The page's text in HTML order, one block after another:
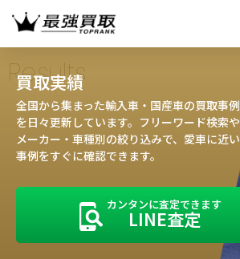
選ばれる理由
高価買取の仕組み
売却の流れ
お客様の声
Results
買取実績
全国から集まった輸入車・国産車の買取事例
を日々更新しています。フリーワード検索や
メーカー・車種別の絞り込みで、愛車に近い
事例をすぐに確認できます。
カンタンに査定できます
LINE査定